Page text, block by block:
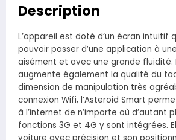
Description
L’appareil est doté d’un écran intuitif
pouvoir passer d’une application à
aisément et avec une grande fluidité.
augmente également la qualité du
dimension de manipulation très
connexion Wifi, l’Asteroid Smart
à l’internet de n’importe où d’autant
fonctions 3G et 4G y sont intégrées.
voiture avec précision et son